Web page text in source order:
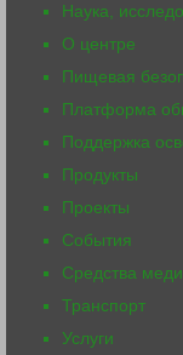
Наука,
О центре
Пищевая
Платформа
Поддержка
Продукты
Проекты
События
Средства
Транспорт
Услуги